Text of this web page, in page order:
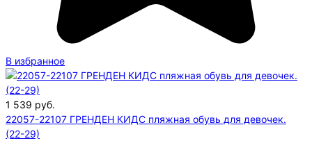
В избранное
1 539 руб.
22057-22107 ГРЕНДЕН КИДС пляжная обувь для девочек.
(22-29)